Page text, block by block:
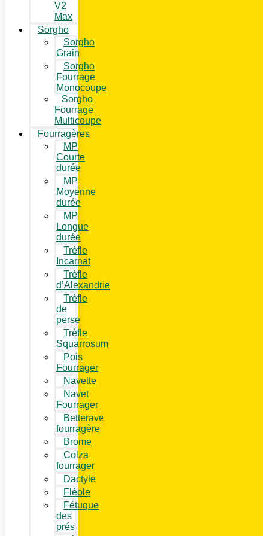
V2
Max
Sorgho
Sorgho
Grain
Sorgho
Fourrage
Monocoupe
Sorgho
Fourrage
Multicoupe
Fourragères
MP
Courte
durée
MP
Moyenne
durée
MP
Longue
durée
Trèfle
Incarnat
Trèfle
d’Alexandrie
Trèfle
de
perse
Trèfle
Squarrosum
Pois
Fourrager
Navette
Navet
Fourrager
Betterave
fourragère
Brome
Colza
fourrager
Dactyle
Fléole
Fétuque
des
prés